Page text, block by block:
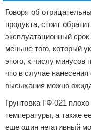
Говоря об
продукта, стоит
эксплуатационный
меньше того, который
этого, к числу минусов
что в случае
высыхания можно
Грунтовка ГФ-021
температуры, а также
еще один негативный